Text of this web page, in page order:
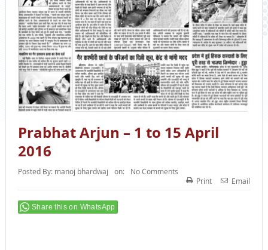
Prabhat Arjun – 1 to 15 April
2016
Posted By: manoj bhardwaj on:
No Comments
Print
Email
Share this on WhatsApp